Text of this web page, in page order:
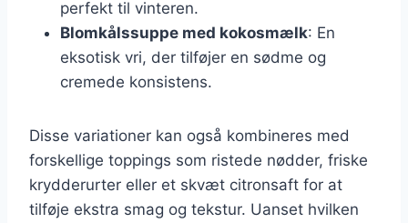
perfekt til vinteren.
Blomkålssuppe med kokosmælk: En
eksotisk vri, der tilføjer en sødme og
cremede konsistens.
Disse variationer kan også kombineres med
forskellige toppings som ristede nødder, friske
krydderurter eller et skvæt citronsaft for at
tilføje ekstra smag og tekstur. Uanset hvilken